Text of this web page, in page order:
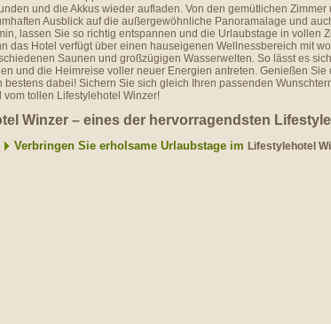
und die Akkus wieder aufladen. Von den gemütlichen
Ausblick auf die außergewöhnliche Panoramalage und
lassen Sie so richtig entspannen und die Urlaubstage in vollen
das Hotel verfügt über einen hauseigenen Wellnessbereich mit
Saunen und großzügigen Wasserwelten. So lässt es
und die Heimreise voller neuer Energien antreten. Genießen Sie
bestens dabei! Sichern Sie sich gleich Ihren passenden
vom tollen Lifestylehotel Winzer!
Winzer – eines der hervorragendsten
Verbringen Sie erholsame Urlaubstage im Lifestylehotel